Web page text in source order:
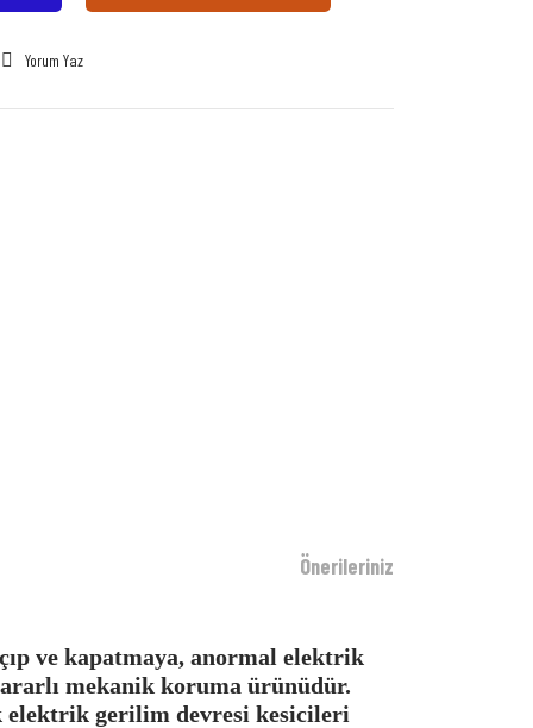
Yorum Yaz
Önerileriniz
ve kapatmaya, anormal elektrik
mekanik koruma ürünüdür.
gerilim devresi kesicileri